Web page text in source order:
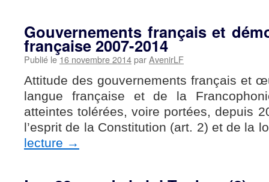
Gouvernements français et
française 2007-2014
Publié le 16 novembre 2014parAvenirLF
Attitude des gouvernements français et
langue française et de la
atteintes tolérées, voire portées, depuis
l’esprit de la Constitution (art. 2) et de la
lecture →